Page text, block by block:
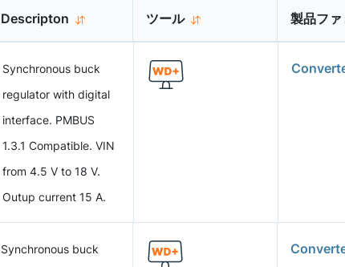
Descripton ツール 製品ファ
Synchronous buck
regulator with digital
interface. PMBUS
1.3.1 Compatible. VIN
from 4.5 V to 18 V.
Outup current 15 A.
Synchronous buck